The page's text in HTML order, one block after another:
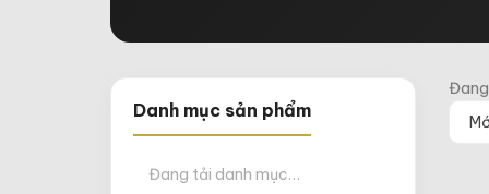
Danh mục sản phẩm
Đang tải danh mục…